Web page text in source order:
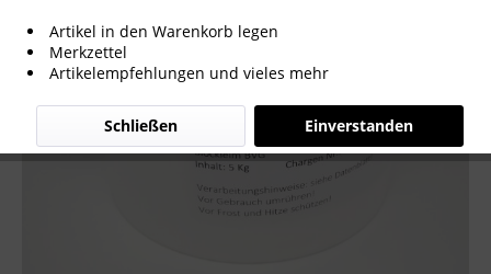
Artikel in den Warenkorb legen
Merkzettel
Artikelempfehlungen und vieles mehr
Einverstanden
Schließen